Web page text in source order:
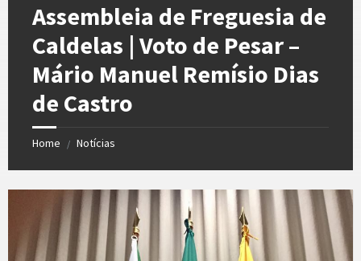
Assembleia de Freguesia de
Caldelas | Voto de Pesar –
Mário Manuel Remísio Dias
de Castro
Home / Notícias